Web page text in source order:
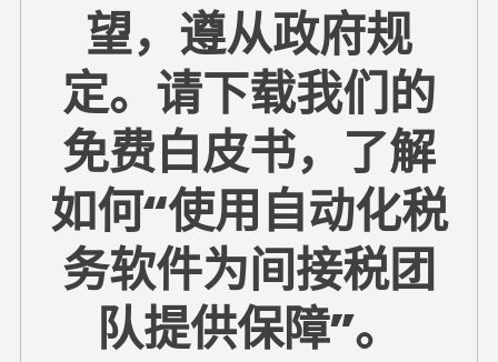
望，遵从政府规
定。请下载我们的
免费白皮书，了解
如何“使用自动化税
务软件为间接税团
队提供保障”。